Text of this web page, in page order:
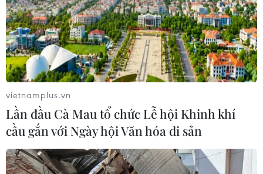
tháng 1/2019.
vietnamplus.vn
Lần đầu Cà Mau tổ chức Lễ hội Khinh khí
cầu gắn với Ngày hội Văn hóa di sản